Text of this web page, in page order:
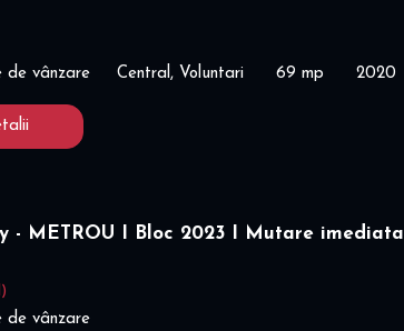
de vânzare Central, Voluntari 69 mp 2020
- METROU I Bloc 2023 I Mutare
de vânzare